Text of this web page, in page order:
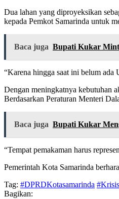
Dua lahan yang diproyeksikan
kepada Pemkot Samarinda untuk
Baca juga Bupati Kukar
“Karena hingga saat ini belum ada
Dengan meningkatnya kebutuhan
Berdasarkan Peraturan Menteri
Baca juga Bupati Kukar
“Tempat pemakaman harus
Pemerintah Kota Samarinda
Tag: #DPRDKotasamarinda
Bagikan: